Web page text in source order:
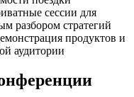
сессии для
разбором стратегий
продуктов и
аудитории